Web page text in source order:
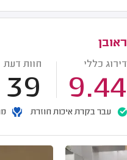
ראובן
דירוג כללי
9.44
חוות דעת
39
עבר בקרת איכות חוזרת